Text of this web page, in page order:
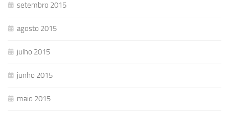
setembro 2015
agosto 2015
julho 2015
junho 2015
maio 2015